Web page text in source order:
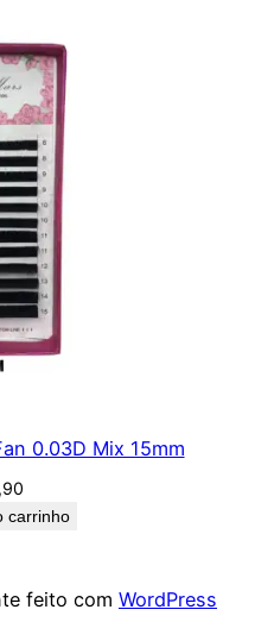
0.03D Mix 15mm
carrinho
feito com WordPress